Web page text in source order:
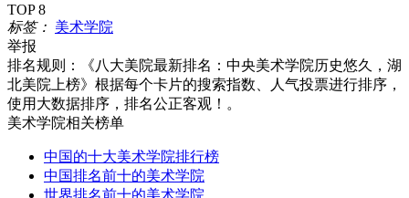
TOP 8
标签： 美术学院
举报
排名规则：
《八大美院最新排名：中央美术学院历史悠久，湖
北美院上榜》根据每个卡片的搜索指数、人气投票进行排序，
使用大数据排序，排名公正客观！。
美术学院相关榜单
中国的十大美术学院排行榜
中国排名前十的美术学院
世界排名前十的美术学院